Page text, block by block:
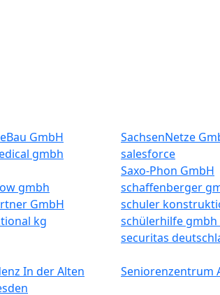
GmbH SachsenNetze
gmbh salesforce
Saxo-Phon GmbH
gmbh schaffenberger
GmbH schuler
kg schülerhilfe gmbh
securitas
In der Alten
Seniorenzentrum